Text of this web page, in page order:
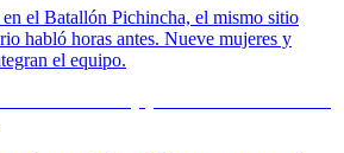
el Batallón Pichincha, el mismo sitio
habló horas antes. Nueve mujeres y
el equipo.